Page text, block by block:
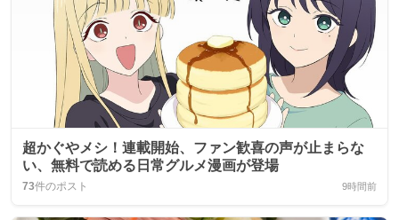
超かぐやメシ！連載開始、ファン歓喜の声が止まらな
い、無料で読める日常グルメ漫画が登場
73件のポスト 9時間前